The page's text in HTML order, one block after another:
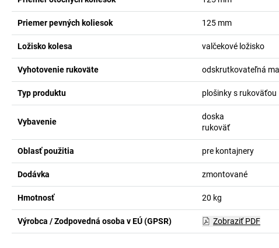
Priemer pevných koliesok 125 mm
Ložisko kolesa valčekové ložisko
Vyhotovenie rukoväte odskrutkovateľná
Typ produktu plošinky s rukoväťou
Vybavenie
doska
rukoväť
Oblasť použitia pre kontajnery
Dodávka zmontované
Hmotnosť 20 kg
Výrobca / Zodpovedná osoba v EÚ (GPSR) Zobraziť PDF